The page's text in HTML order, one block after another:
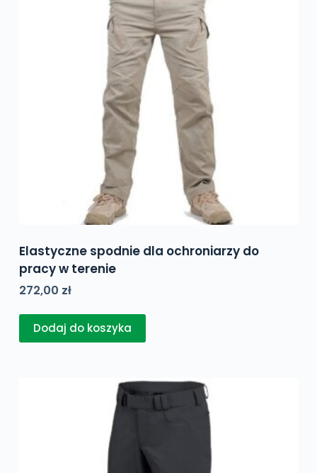
Elastyczne spodnie dla ochroniarzy do
pracy w terenie
272,00 zł
Dodaj do koszyka